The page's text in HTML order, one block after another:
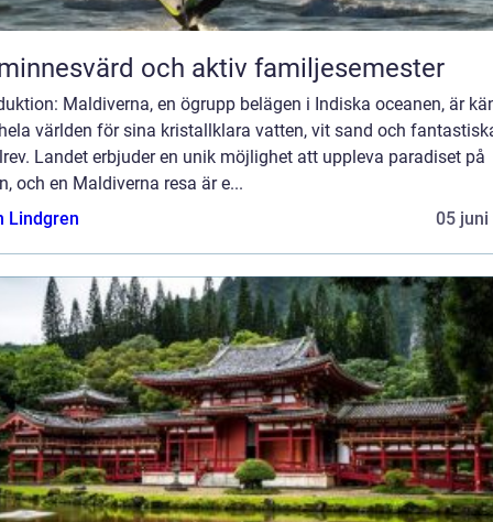
och aktiv familjesemester
Maldiverna, en ögrupp belägen i Indiska oceanen, är
världen för sina kristallklara vatten, vit sand och
Landet erbjuder en unik möjlighet att uppleva paradiset på
och en Maldiverna resa är e...
Lindgren
05 juni